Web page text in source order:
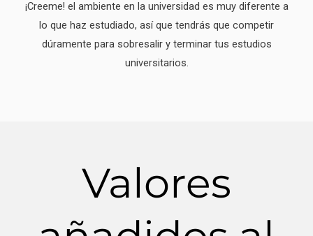
¡Creeme! el ambiente en la universidad es muy diferente a
lo que haz estudiado, así que tendrás que competir
dúramente para sobresalir y terminar tus estudios
universitarios.
Valores